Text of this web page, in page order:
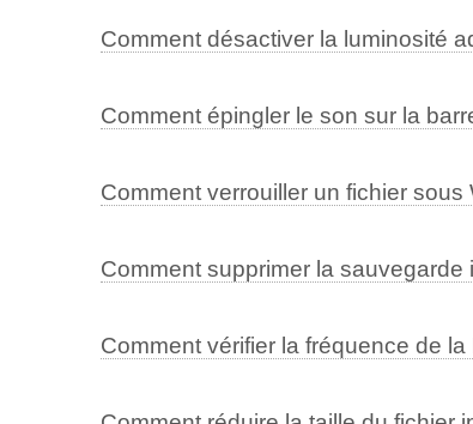
Comment désactiver la luminosité
Comment épingler le son sur la
Comment verrouiller un fichier sous
Comment supprimer la
Comment vérifier la fréquence de